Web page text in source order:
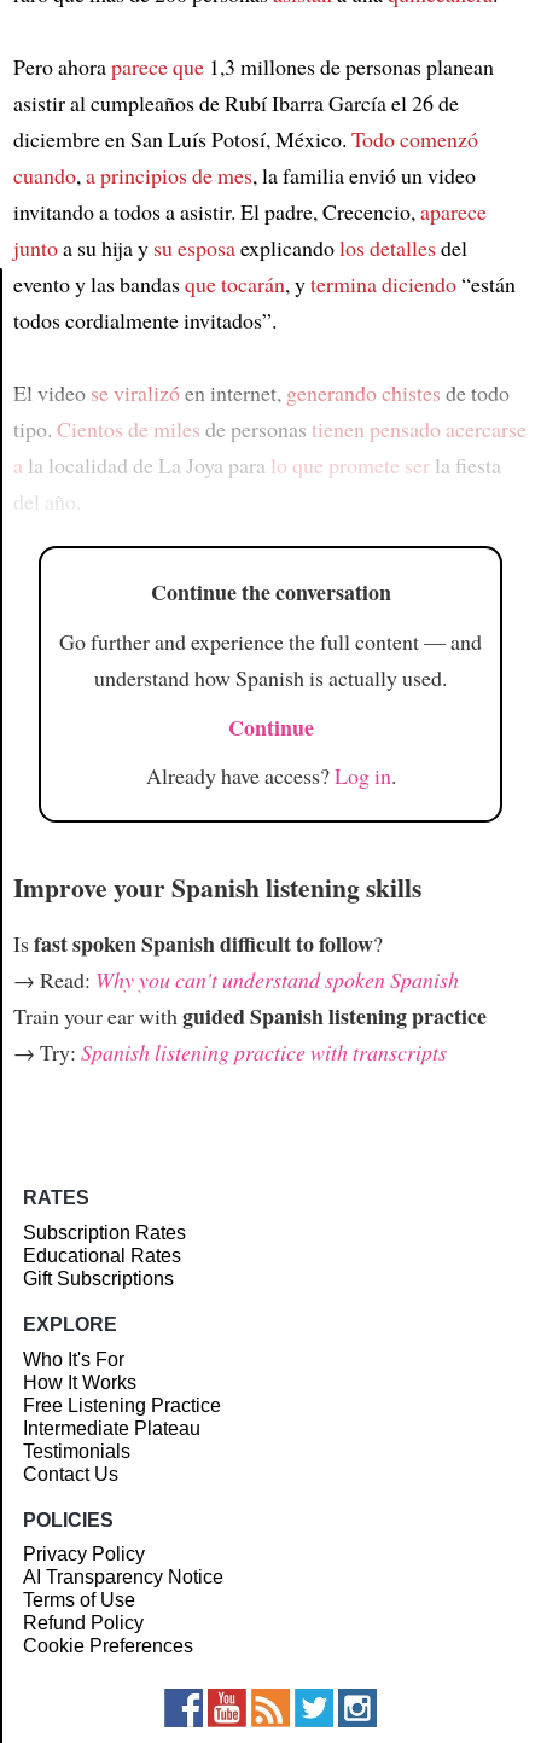
Pero ahoraparece que1,3 millones de personas planean
asistir al cumpleaños de Rubí Ibarra García el 26 de
diciembre en San Luís Potosí, México. Todo comenzó
cuando,a principios de mes, la familia envió un video
invitando a todos a asistir. El padre, Crecencio,aparece
juntoa su hija y su esposaexplicandolos detallesdel
evento y las bandasque tocarán, ytermina diciendo“están
todos cordialmente invitados”.
El video se viralizóen internet, generando chistes de todo
tipo. Cientos de miles de personas tienen pensado acercarse
a la localidad de La Joya para lo que promete serla fiesta
del año.
Continue the conversation
Go further and experience the full content — and
understand how Spanish is actually used.
Continue
Already have access?Log in.
Improve your Spanish listening skills
Isfast spoken Spanish difficult to follow?
→ Read: Why you can't understand spoken Spanish
Train your ear with guided Spanish listening practice
→ Try: Spanish listening practice with transcripts
RATES
Subscription Rates
Educational Rates
Gift Subscriptions
EXPLORE
Who It's For
How It Works
Free Listening Practice
Intermediate Plateau
Testimonials
Contact Us
POLICIES
Privacy Policy
AI Transparency Notice
Terms of Use
Refund Policy
Cookie Preferences